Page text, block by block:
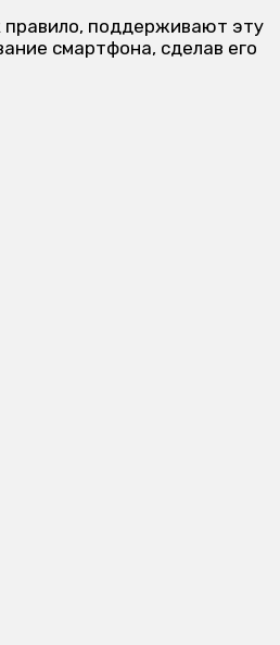
правило, поддерживают эту
смартфона, сделав его